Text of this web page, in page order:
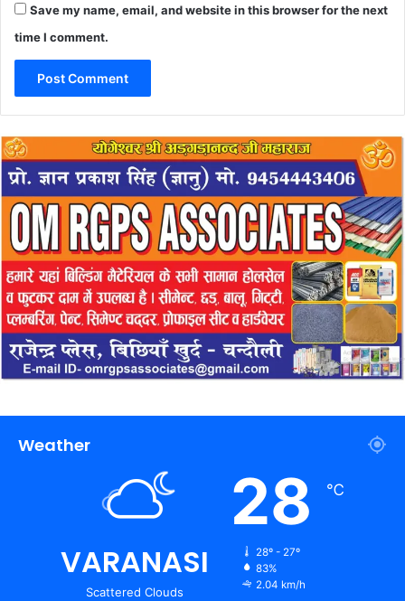
Save my name, email, and website in this browser for the next
time I comment.
Weather
VARANASI
Scattered Clouds
28 ℃
28º - 27º
83%
2.04 km/h